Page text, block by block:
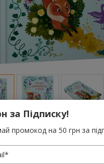
за Підписку!
промокод на 50 грн за